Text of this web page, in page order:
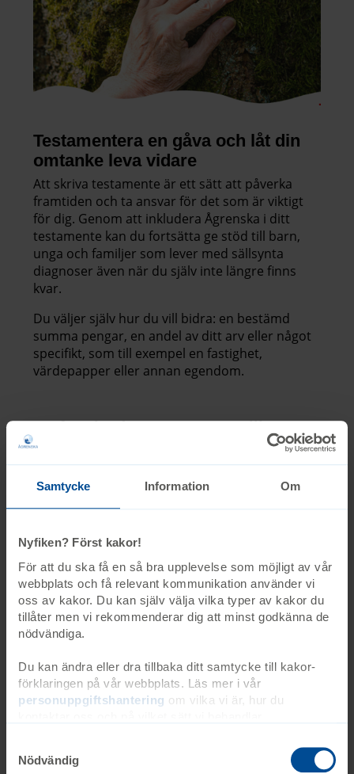
Samtycke Information Om
Nyfiken? Först kakor!
För att du ska få en så bra upplevelse som möjligt av vår
webbplats och få relevant kommunikation använder vi
oss av kakor. Du kan själv välja vilka typer av kakor du
tillåter men vi rekommenderar dig att minst godkänna de
nödvändiga.
Du kan ändra eller dra tillbaka ditt samtycke till kakor-
förklaringen på vår webbplats. Läs mer i vår
personuppgiftshantering om vilka vi är, hur du
när du kontaktade oss gällande ditt samtycke. Du kan
även själv ändra ditt samtycke direkt genom att klicka på
Nödvändig
Testamentera en gåva och låt din
omtanke leva vidare
Att skriva testamente är ett sätt att påverka
framtiden och ta ansvar för det som är viktigt
för dig. Genom att inkludera Ågrenska i ditt
testamente kan du fortsätta ge stöd till barn,
unga och familjer som lever med sällsynta
diagnoser även när du själv inte längre finns
kvar.
Du väljer själv hur du vill bidra: en bestämd
summa pengar, en andel av ditt arv eller något
specifikt, som till exempel en fastighet,
värdepapper eller annan egendom.
Därför ska du testamentera till oss:
Du ger långsiktigt stöd till barn, unga och
och andra funktionsnedsättningar.
Din gåva blir ett betydelsefullt arv som lever
Du kan både trygga dina närmaste och
samtidigt stödja en sällsynt god sak.
Din gåva används alltid där behoven i
verksamheten är som störst.
Vill du veta mer? Tveka inte att kontakta oss, din
bank eller en jurist för vägledning och hjälp att
skriva ditt testamente.